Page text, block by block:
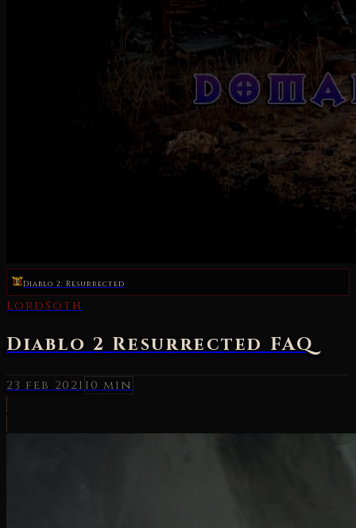
Diablo 2: Resurrected
LordSoth
Diablo 2 Resurrected FAQ
23 feb 2021 10 min